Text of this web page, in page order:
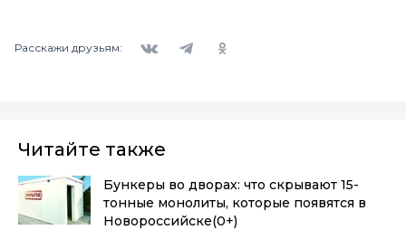
Расскажи друзьям:
Читайте также
Бункеры во дворах: что скрывают 15-
тонные монолиты, которые появятся в
Новороссийске(0+)